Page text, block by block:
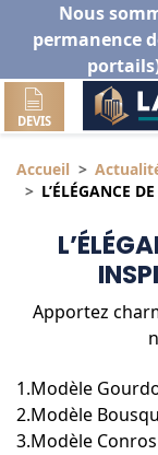
Nous
permanence
DEVIS
Accueil
L’ÉLÉGANCE
Apportez
1.Modèle
2.Modèle
3.Modèle Conros